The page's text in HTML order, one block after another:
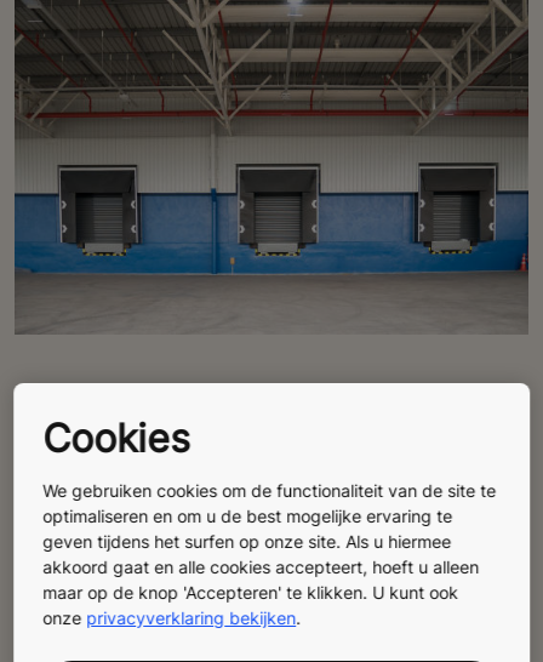
ziekenhuislogistiek
De KONE laadbrug vergemakkelijkt het laden en lossen
in de technische zones van ziekenhuizen. Dankzij het
robuuste en precieze ontwerp bespaart u tijd, verhoogt
u de veiligheid en optimaliseert u de logistiek.
Ontwerp op maat, perfect afgestemd op bestaande
Cookies
We gebruiken cookies om de functionaliteit van de site te
optimaliseren en om u de best mogelijke ervaring te
geven tijdens het surfen op onze site. Als u hiermee
akkoord gaat en alle cookies accepteert, hoeft u alleen
maar op de knop 'Accepteren' te klikken. U kunt ook
onze privacyverklaring bekijken.